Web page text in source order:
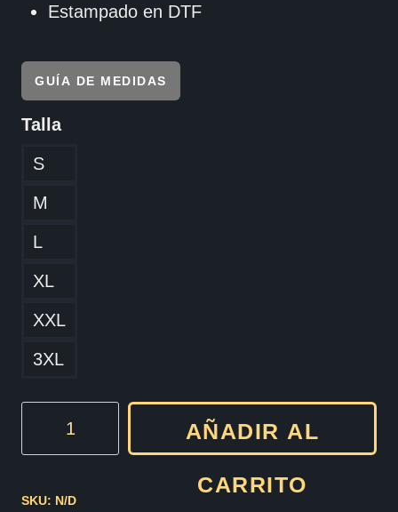
Estampado en DTF
GUÍA DE MEDIDAS
Talla
S
M
L
XL
XXL
3XL
Called
AÑADIR AL
CARRITO
SKU: N/D